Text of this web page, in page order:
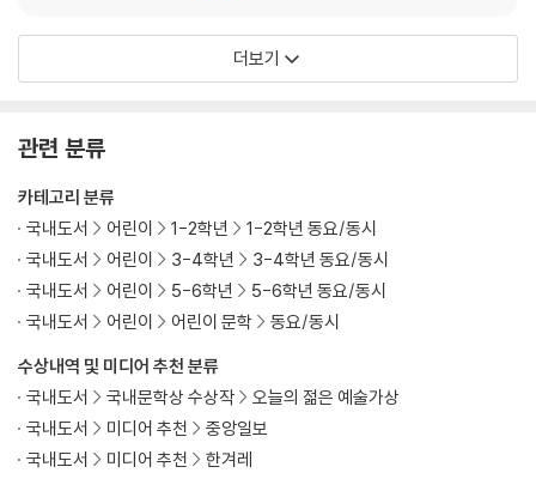
더보기
관련 분류
수상내역 및 미디어 추천 분류
국내도서
국내문학상 수상작
오늘의 젊은 예술가상
국내도서
미디어 추천
중앙일보
국내도서
미디어 추천 한겨레
카테고리 분류
국내도서
어린이 1-2학년
1-2학년 동요/동시
국내도서
어린이 3-4학년
3-4학년 동요/동시
국내도서
어린이 5-6학년
5-6학년 동요/동시
국내도서
어린이 어린이 문학 동요/동시